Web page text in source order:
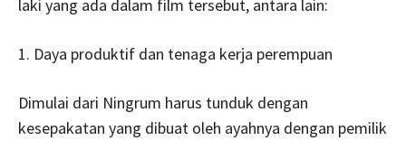
laki yang ada dalam film tersebut, antara lain:
1. Daya produktif dan tenaga kerja perempuan
Dimulai dari Ningrum harus tunduk dengan
kesepakatan yang dibuat oleh ayahnya dengan pemilik